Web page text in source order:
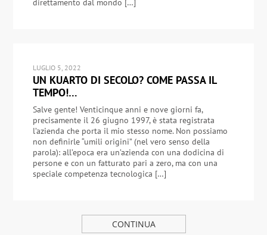
direttamento dal mondo […]
LUGLIO 5, 2022
UN KUARTO DI SECOLO? COME PASSA IL
TEMPO!…
Salve gente! Venticinque anni e nove giorni fa,
precisamente il 26 giugno 1997, è stata registrata
l’azienda che porta il mio stesso nome. Non possiamo
non definirle “umili origini” (nel vero senso della
parola): all’epoca era un’azienda con una dodicina di
persone e con un fatturato pari a zero, ma con una
speciale competenza tecnologica […]
CONTINUA